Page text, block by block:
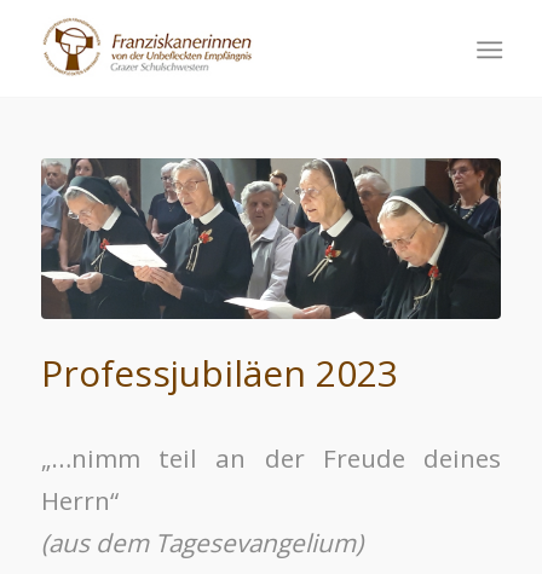
Professjubiläen 2023
„…nimm teil an der Freude deines
Herrn“
(aus dem Tagesevangelium)